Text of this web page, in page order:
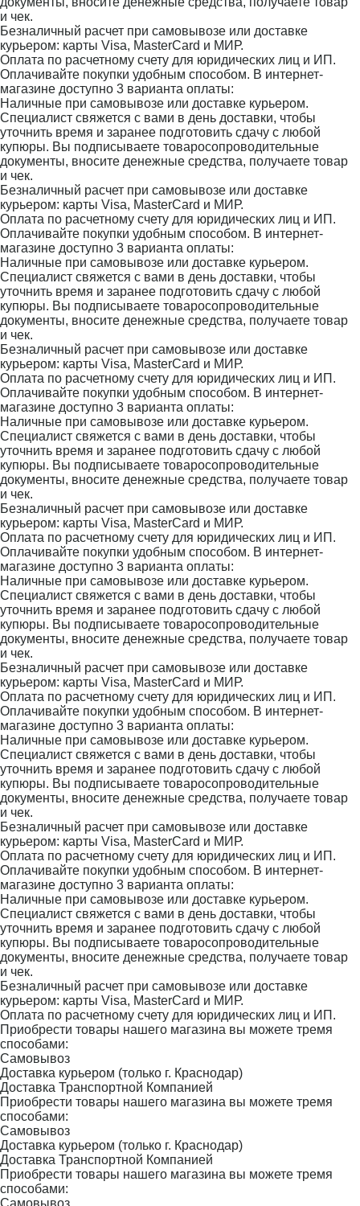
и чек.
Безналичный расчет при самовывозе или доставке
курьером: карты Visa, MasterCard и МИР.
Оплата по расчетному счету для юридических лиц и ИП.
Оплачивайте покупки удобным способом. В интернет-
магазине доступно 3 варианта оплаты:
Наличные при самовывозе или доставке курьером.
Специалист свяжется с вами в день доставки, чтобы
уточнить время и заранее подготовить сдачу с любой
купюры. Вы подписываете товаросопроводительные
документы, вносите денежные средства, получаете товар
и чек.
Безналичный расчет при самовывозе или доставке
курьером: карты Visa, MasterCard и МИР.
Оплата по расчетному счету для юридических лиц и ИП.
Оплачивайте покупки удобным способом. В интернет-
магазине доступно 3 варианта оплаты:
Наличные при самовывозе или доставке курьером.
Специалист свяжется с вами в день доставки, чтобы
уточнить время и заранее подготовить сдачу с любой
купюры. Вы подписываете товаросопроводительные
документы, вносите денежные средства, получаете товар
и чек.
Безналичный расчет при самовывозе или доставке
курьером: карты Visa, MasterCard и МИР.
Оплата по расчетному счету для юридических лиц и ИП.
Оплачивайте покупки удобным способом. В интернет-
магазине доступно 3 варианта оплаты:
Наличные при самовывозе или доставке курьером.
Специалист свяжется с вами в день доставки, чтобы
уточнить время и заранее подготовить сдачу с любой
купюры. Вы подписываете товаросопроводительные
документы, вносите денежные средства, получаете товар
и чек.
Безналичный расчет при самовывозе или доставке
курьером: карты Visa, MasterCard и МИР.
Оплата по расчетному счету для юридических лиц и ИП.
Оплачивайте покупки удобным способом. В интернет-
магазине доступно 3 варианта оплаты:
Наличные при самовывозе или доставке курьером.
Специалист свяжется с вами в день доставки, чтобы
уточнить время и заранее подготовить сдачу с любой
купюры. Вы подписываете товаросопроводительные
документы, вносите денежные средства, получаете товар
и чек.
Безналичный расчет при самовывозе или доставке
курьером: карты Visa, MasterCard и МИР.
Оплата по расчетному счету для юридических лиц и ИП.
Оплачивайте покупки удобным способом. В интернет-
магазине доступно 3 варианта оплаты:
Наличные при самовывозе или доставке курьером.
Специалист свяжется с вами в день доставки, чтобы
уточнить время и заранее подготовить сдачу с любой
купюры. Вы подписываете товаросопроводительные
документы, вносите денежные средства, получаете товар
и чек.
Безналичный расчет при самовывозе или доставке
курьером: карты Visa, MasterCard и МИР.
Оплата по расчетному счету для юридических лиц и ИП.
Оплачивайте покупки удобным способом. В интернет-
магазине доступно 3 варианта оплаты:
Наличные при самовывозе или доставке курьером.
Специалист свяжется с вами в день доставки, чтобы
уточнить время и заранее подготовить сдачу с любой
купюры. Вы подписываете товаросопроводительные
документы, вносите денежные средства, получаете товар
и чек.
Безналичный расчет при самовывозе или доставке
курьером: карты Visa, MasterCard и МИР.
Оплата по расчетному счету для юридических лиц и ИП.
Приобрести товары нашего магазина вы можете тремя
способами:
Самовывоз
Доставка курьером (только г. Краснодар)
Доставка Транспортной Компанией
Приобрести товары нашего магазина вы можете тремя
способами:
Самовывоз
Доставка курьером (только г. Краснодар)
Доставка Транспортной Компанией
Приобрести товары нашего магазина вы можете тремя
способами:
Самовывоз